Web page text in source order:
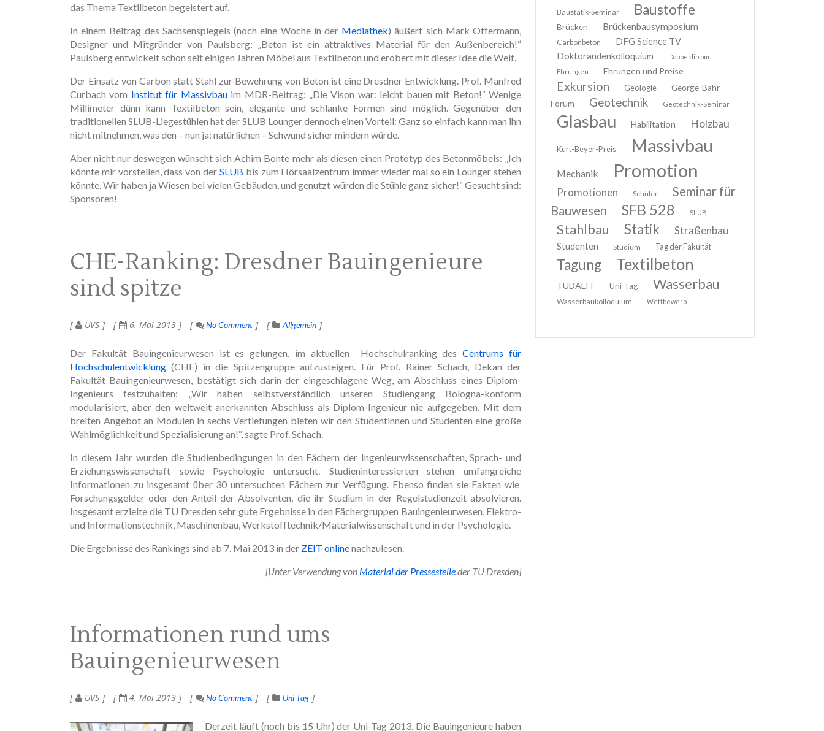
das Thema Textilbeton begeistert auf.
In einem Beitrag des Sachsenspiegels (noch eine Woche in der Mediathek) äußert sich Mark Offermann,
Designer und Mitgründer von Paulsberg: „Beton ist ein attraktives Material für den Außenbereich!“
Paulsberg entwickelt schon seit einigen Jahren Möbel aus Textilbeton und erobert mit dieser Idee die Welt.
Der Einsatz von Carbon statt Stahl zur Bewehrung von Beton ist eine Dresdner Entwicklung. Prof. Manfred
Curbach vom Institut für Massivbauim MDR-Beitrag: „Die Vison war: leicht bauen mit Beton!“ Wenige
Millimeter dünn kann Textilbeton sein, elegante und schlanke Formen sind möglich. Gegenüber den
traditionellen SLUB-Liegestühlen hat der SLUB Lounger dennoch einen Vorteil: Ganz so einfach kann man ihn
nicht mitnehmen, was den – nun ja: natürlichen – Schwund sicher mindern würde.
Aber nicht nur deswegen wünscht sich Achim Bonte mehr als diesen einen Prototyp des Betonmöbels: „Ich
könnte mir vorstellen, dass von der SLUB bis zum Hörsaalzentrum immer wieder mal so ein Lounger stehen
könnte. Wir haben ja Wiesen bei vielen Gebäuden, und genutzt würden die Stühle ganz sicher!“ Gesucht sind:
Sponsoren!
CHE-Ranking: Dresdner Bauingenieure
sind spitze
UVS 6. Mai 2013 No Comment Allgemein
Der Fakultät Bauingenieurwesen ist es gelungen, im aktuellen Hochschulranking desCentrums für
Hochschulentwicklung (CHE) in die Spitzengruppe aufzusteigen. Für Prof. Rainer Schach, Dekan der
Fakultät Bauingenieurwesen, bestätigt sich darin der eingeschlagene Weg, am Abschluss eines Diplom-
Ingenieurs festzuhalten: „Wir haben selbstverständlich unseren Studiengang Bologna-konform
modularisiert, aber den weltweit anerkannten Abschluss als Diplom-Ingenieur nie aufgegeben. Mit dem
breiten Angebot an Modulen in sechs Vertiefungen bieten wir den Studentinnen und Studenten eine große
Wahlmöglichkeit und Spezialisierung an!“, sagte Prof. Schach.
In diesem Jahr wurden die Studienbedingungen in den Fächern der Ingenieurwissenschaften, Sprach- und
Erziehungswissenschaft sowie Psychologie untersucht. Studieninteressierten stehen umfangreiche
Informationen zu insgesamt über 30 untersuchten Fächern zur Verfügung. Ebenso finden sie Fakten wie
Forschungsgelder oder den Anteil der Absolventen, die ihr Studium in der Regelstudienzeit absolvieren.
Insgesamt erzielte die TU Dresden sehr gute Ergebnisse in den Fächergruppen Bauingenieurwesen, Elektro-
und Informationstechnik, Maschinenbau, Werkstofftechnik/Materialwissenschaft und in der Psychologie.
Die Ergebnisse des Rankings sind ab 7. Mai 2013 in der ZEIT onlinenachzulesen.
[Unter Verwendung von Material der Pressestelleder TU Dresden]
Informationen rund ums
Bauingenieurwesen
UVS 4. Mai 2013 No Comment Uni-Tag
Derzeit läuft (noch bis 15 Uhr) der Uni-Tag 2013. Die Bauingenieure haben
Baustatik-Seminar Baustoffe
Brücken Brückenbausymposium
Carbonbeton
DFG Science TV
Doktorandenkolloquium
Doppeldiplom
Ehrungen
Ehrungen und Preise
Exkursion Geologie
George-Bähr-
Forum
Geotechnik Geotechnik-Seminar
Glasbau Habilitation Holzbau
Kurt-Beyer-Preis Massivbau
Mechanik Promotion
Promotionen Schüler
Seminar für
Bauwesen
SFB 528 SLUB
Stahlbau Statik Straßenbau
Studenten Studium Tag der Fakultät
Tagung Textilbeton
TUDALIT Uni-Tag Wasserbau
Wasserbaukolloquium Wettbewerb